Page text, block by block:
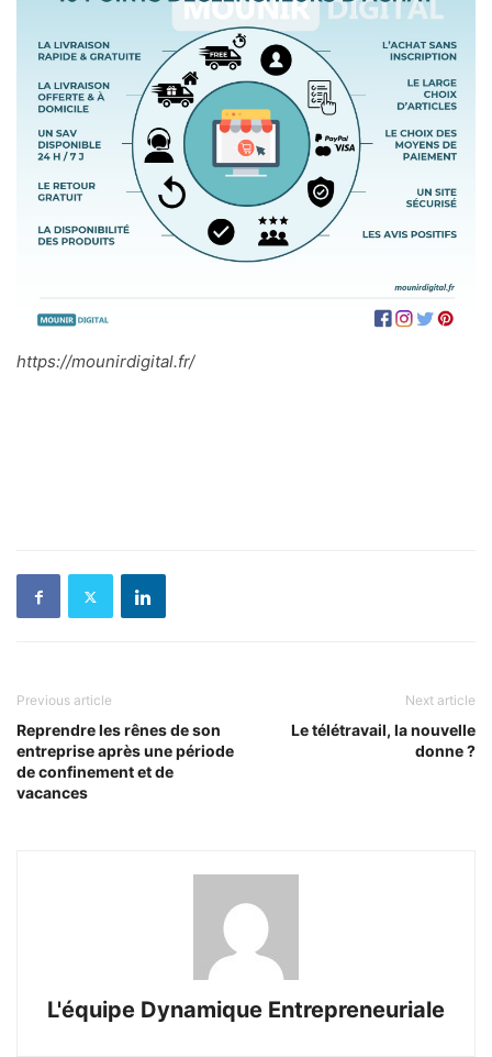
https://mounirdigital.fr/
Previous article
Reprendre les rênes de son
entreprise après une période
de confinement et de
vacances
Next article
Le télétravail, la nouvelle
donne ?
L'équipe Dynamique Entrepreneuriale